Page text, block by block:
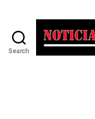
Search